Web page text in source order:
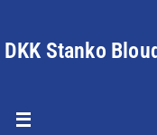
DKK Stanko